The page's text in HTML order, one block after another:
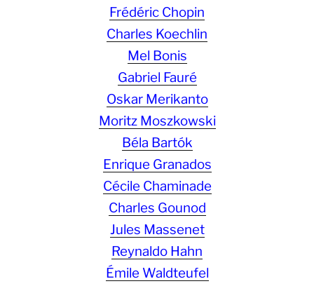
Frédéric Chopin
Charles Koechlin
Mel Bonis
Gabriel Fauré
Oskar Merikanto
Moritz Moszkowski
Béla Bartók
Enrique Granados
Cécile Chaminade
Charles Gounod
Jules Massenet
Reynaldo Hahn
Émile Waldteufel